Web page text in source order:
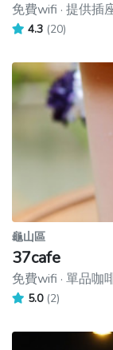
免費wifi · 提供插
4.3 (20)
龜山區
37cafe
免費wifi · 單品咖
5.0 (2)